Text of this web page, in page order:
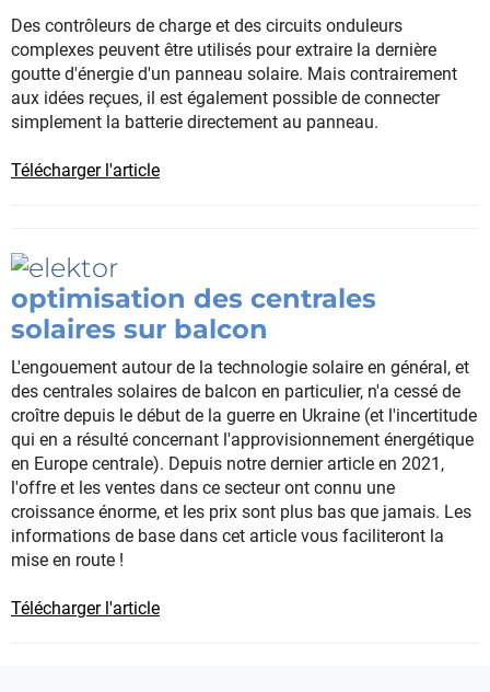
Des contrôleurs de charge et des circuits onduleurs
complexes peuvent être utilisés pour extraire la dernière
goutte d'énergie d'un panneau solaire. Mais contrairement
aux idées reçues, il est également possible de connecter
simplement la batterie directement au panneau.
Télécharger l'article
optimisation des centrales
solaires sur balcon
L'engouement autour de la technologie solaire en général, et
des centrales solaires de balcon en particulier, n'a cessé de
croître depuis le début de la guerre en Ukraine (et l'incertitude
qui en a résulté concernant l'approvisionnement énergétique
en Europe centrale). Depuis notre dernier article en 2021,
l'offre et les ventes dans ce secteur ont connu une
croissance énorme, et les prix sont plus bas que jamais. Les
informations de base dans cet article vous faciliteront la
mise en route !
Télécharger l'article